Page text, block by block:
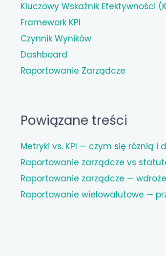
Kluczowy Wskaźnik Efektywności
Framework KPI
Czynnik Wyników
Dashboard
Raportowanie Zarządcze
Powiązane treści
Metryki vs. KPI — czym się różnią
Raportowanie zarządcze vs
Raportowanie zarządcze —
Raportowanie wielowalutowe —